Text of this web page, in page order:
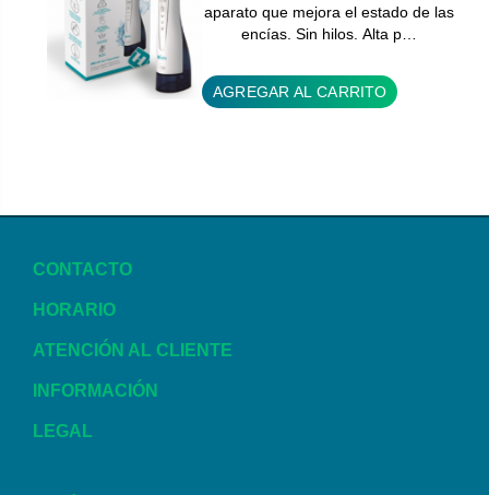
aparato que mejora el estado de las
encías. Sin hilos. Alta p…
AGREGAR AL CARRITO
CONTACTO
HORARIO
ATENCIÓN AL CLIENTE
INFORMACIÓN
LEGAL